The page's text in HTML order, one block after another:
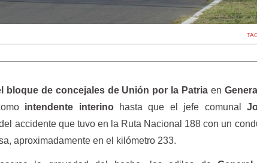
bloque de concejales de Unión por la Patriaen
intendente interinohasta que el jefe comunal
accidente que tuvo en la Ruta Nacional 188 con un
aproximadamente en el kilómetro 233.